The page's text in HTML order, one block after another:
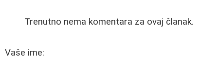
Trenutno nema komentara za ovaj članak.
Vaše ime: